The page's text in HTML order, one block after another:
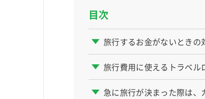
目次
旅行するお金がないときの
旅行費用に使えるトラベル
急に旅行が決まった際は、